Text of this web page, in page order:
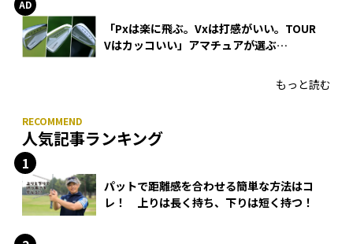
「Pxは楽に飛ぶ。Vxは打感がいい。TOUR
Vはカッコいい」アマチュアが選ぶ
もっと読む
人気記事ランキング
パットで距離感を合わせる簡単な方法はコ
レ！ 上りは長く持ち、下りは短く持つ！